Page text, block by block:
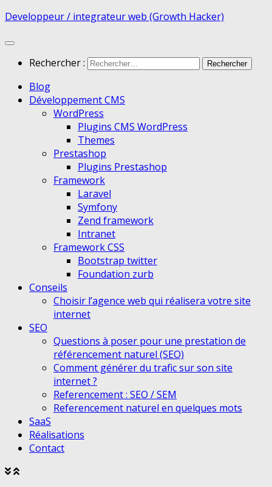
Developpeur / integrateur web (Growth Hacker)
Rechercher :
Blog
Développement CMS
WordPress
Plugins CMS WordPress
Themes
Prestashop
Plugins Prestashop
Framework
Laravel
Symfony
Zend framework
Intranet
Framework CSS
Bootstrap twitter
Foundation zurb
Conseils
Choisir l’agence web qui réalisera votre site
internet
SEO
Questions à poser pour une prestation de
référencement naturel (SEO)
Comment générer du trafic sur son site
internet ?
Referencement : SEO / SEM
Referencement naturel en quelques mots
SaaS
Réalisations
Contact
Agrandir
Réduire